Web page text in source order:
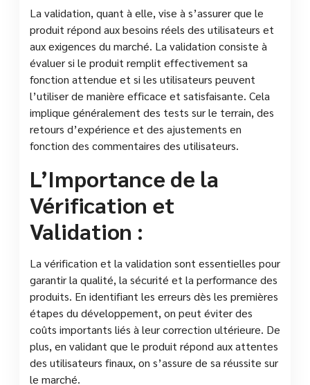
La validation, quant à elle, vise à s’assurer que le
produit répond aux besoins réels des utilisateurs et
aux exigences du marché. La validation consiste à
évaluer si le produit remplit effectivement sa
fonction attendue et si les utilisateurs peuvent
l’utiliser de manière efficace et satisfaisante. Cela
implique généralement des tests sur le terrain, des
retours d’expérience et des ajustements en
fonction des commentaires des utilisateurs.
L’Importance de la
Vérification et
Validation :
La vérification et la validation sont essentielles pour
garantir la qualité, la sécurité et la performance des
produits. En identifiant les erreurs dès les premières
étapes du développement, on peut éviter des
coûts importants liés à leur correction ultérieure. De
plus, en validant que le produit répond aux attentes
des utilisateurs finaux, on s’assure de sa réussite sur
le marché.